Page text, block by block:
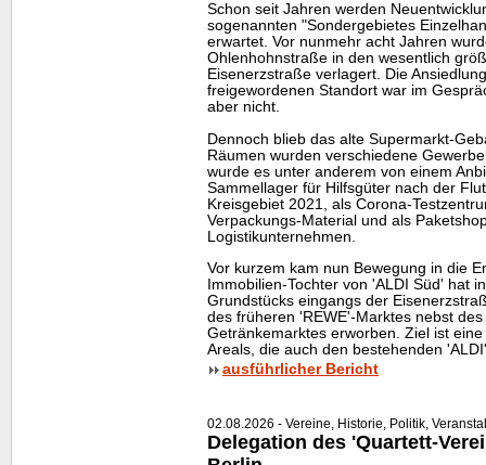
Schon seit Jahren werden
sogenannten "Sondergebietes
erwartet. Vor nunmehr acht Jahren
Ohlenhohnstraße in den wesentlich
Eisenerzstraße verlagert. Die
freigewordenen Standort war im
aber nicht.
Dennoch blieb das alte Supermarkt-
Räumen wurden verschiedene
wurde es unter anderem von einem
Sammellager für Hilfsgüter nach der
Kreisgebiet 2021, als Corona-
Verpackungs-Material und als
Logistikunternehmen.
Vor kurzem kam nun Bewegung in die
Immobilien-Tochter von 'ALDI Süd' hat
Grundstücks eingangs der
des früheren 'REWE'-Marktes nebst
Getränkemarktes erworben. Ziel ist
Areals, die auch den bestehenden
ausführlicher Bericht
02.08.2026 - Vereine, Historie, Politik,
Delegation des 'Quartett-